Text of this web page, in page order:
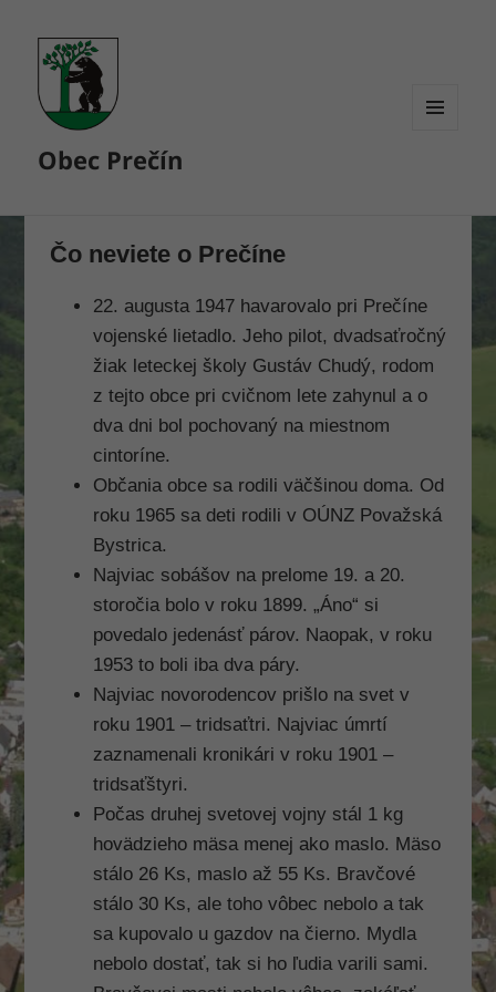
Obec Prečín
Čo neviete o Prečíne
22. augusta 1947 havarovalo pri Prečíne
vojenské lietadlo. Je­ho pilot, dvadsaťročný
žiak letec­kej školy Gustáv Chudý, rodom
z tejto obce pri cvičnom lete za­hynul a o
dva dni bol pochovaný na miestnom
cintoríne.
Občania obce sa rodili väč­šinou doma. Od
roku 1965 sa deti rodili v OÚNZ Považská
Bystrica.
Najviac sobášov na prelome 19. a 20.
storočia bolo v roku 1899. „Áno“ si
povedalo jedenásť párov. Naopak, v roku
1953 to boli iba dva páry.
Najviac novorodencov prišlo na svet v
roku 1901 – tridsaťtri. Najviac úmrtí
zaznamenali kro­nikári v roku 1901 –
tridsaťštyri.
Počas druhej svetovej vojny stál 1 kg
hovädzieho mäsa menej ako maslo. Mäso
stálo 26 Ks, maslo až 55 Ks. Bravčové
stálo 30 Ks, ale toho vôbec nebolo a tak
sa kupovalo u gazdov na čierno. Mydla
nebolo dostať, tak si ho ľudia varili sami.